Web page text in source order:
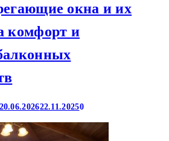
окна и их
комфорт и
20.06.202622.11.20250